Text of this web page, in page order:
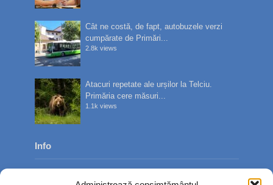
Cât ne costă, de fapt, autobuzele verzi
cumpărate de Primări...
2.8k views
Atacuri repetate ale urșilor la Telciu.
Primăria cere măsuri...
1.1k views
Info